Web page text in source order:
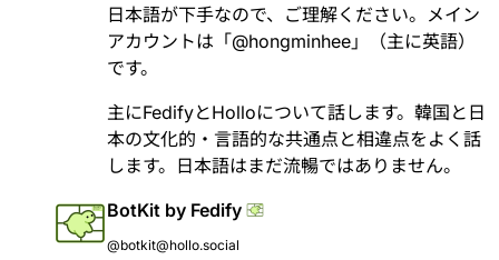
日本語が下手なので、ご理解ください。メイン
アカウントは「@hongminhee 」（主に英語）
です。
主にFedifyとHolloについて話します。韓国と日
本の文化的・言語的な共通点と相違点をよく話
します。日本語はまだ流暢ではありません。
BotKit by Fedify
@botkit@hollo.social